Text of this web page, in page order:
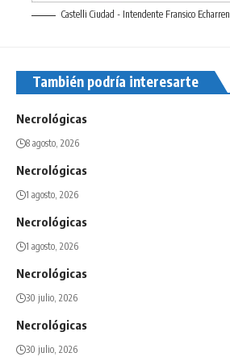
Castelli Ciudad - Intendente Fransico Echarren
También podría interesarte
Necrológicas
8 agosto, 2026
Necrológicas
1 agosto, 2026
Necrológicas
1 agosto, 2026
Necrológicas
30 julio, 2026
Necrológicas
30 julio, 2026